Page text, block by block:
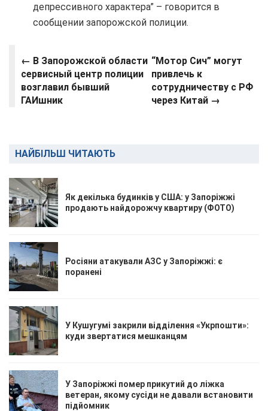
депрессивного характера” – говорится в
сообщении запорожской полиции.
← В Запорожской области
сервисный центр полиции
возглавил бывший
ГАИшник
“Мотор Сич” могут
привлечь к
сотрудничеству с РФ
через Китай →
НАЙБІЛЬШ ЧИТАЮТЬ
Як декілька будинків у США: у Запоріжжі
продають найдорожчу квартиру (ФОТО)
Росіяни атакували АЗС у Запоріжжі: є
поранені
У Кушугумі закрили відділення «Укрпошти»:
куди звертатися мешканцям
У Запоріжжі помер прикутий до ліжка
ветеран, якому сусіди не давали встановити
підйомник